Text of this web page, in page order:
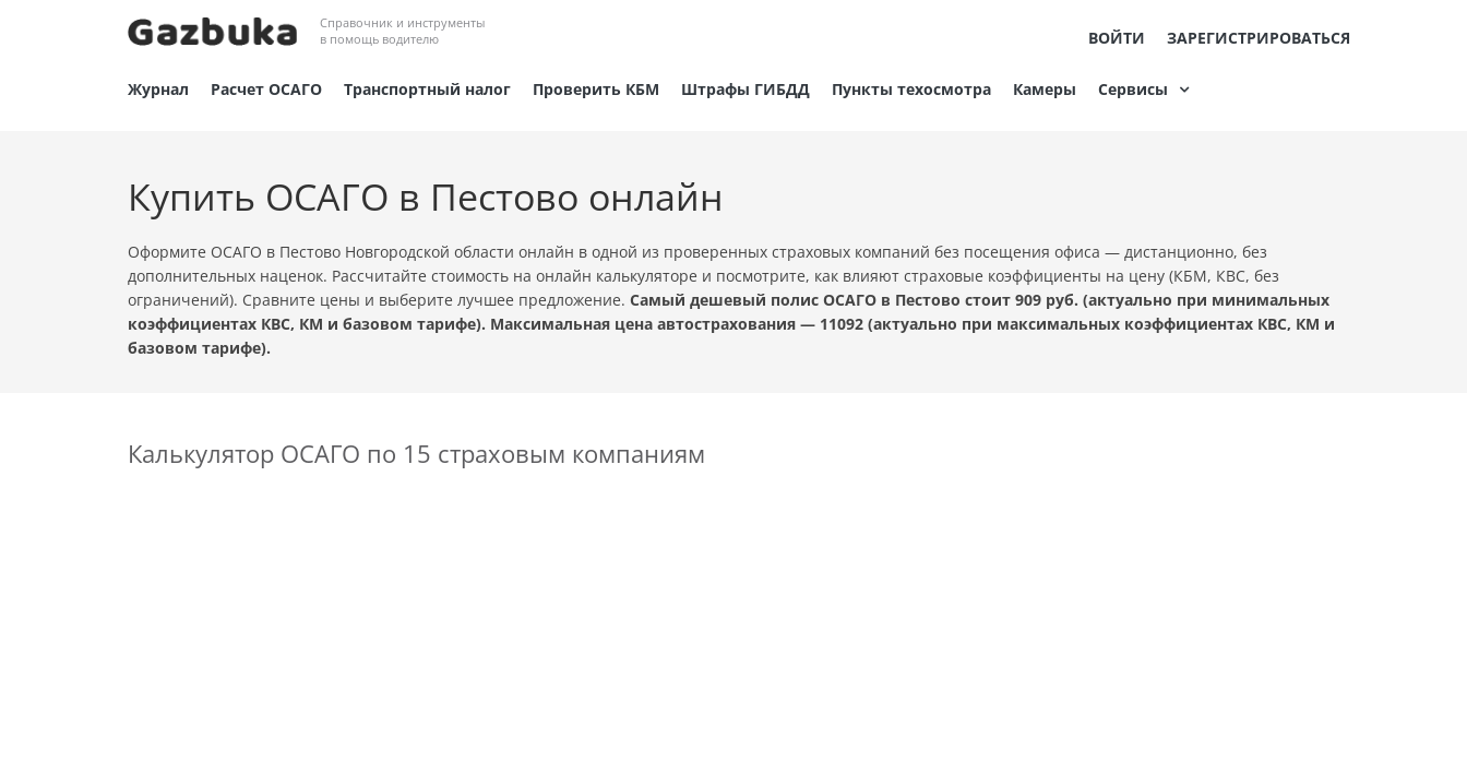
Справочник и инструменты
в помощь водителю
ВОЙТИ ЗАРЕГИСТРИРОВАТЬСЯ
Журнал Расчет ОСАГО Транспортный налог Проверить КБМ Штрафы ГИБДД Пункты техосмотра Камеры Сервисы
Купить ОСАГО в Пестово онлайн
Оформите ОСАГО в Пестово Новгородской области онлайн в одной из проверенных страховых компаний без посещения офиса — дистанционно, без
дополнительных наценок. Рассчитайте стоимость на онлайн калькуляторе и посмотрите, как влияют страховые коэффициенты на цену (КБМ, КВС, без
ограничений). Сравните цены и выберите лучшее предложение. Самый дешевый полис ОСАГО в Пестово стоит 909 руб. (актуально при минимальных
коэффициентах КВС, КМ и базовом тарифе). Максимальная цена автострахования — 11092 (актуально при максимальных коэффициентах КВС, КМ и
базовом тарифе).
Калькулятор ОСАГО по 15 страховым компаниям